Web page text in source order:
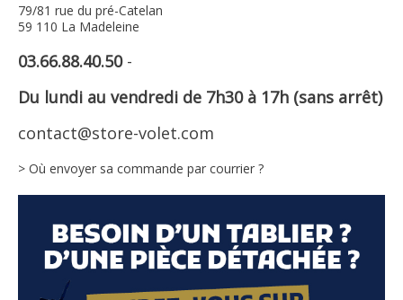
79/81 rue du pré-Catelan
59 110 La Madeleine
03.66.88.40.50-
Du lundi au vendredi de 7h30 à 17h (sans arrêt)
contact@store-volet.com
> Où envoyer sa commande par courrier ?